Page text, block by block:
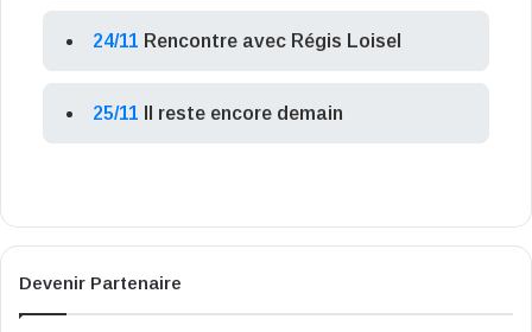
24/11 Rencontre avec Régis Loisel
25/11 Il reste encore demain
Devenir Partenaire